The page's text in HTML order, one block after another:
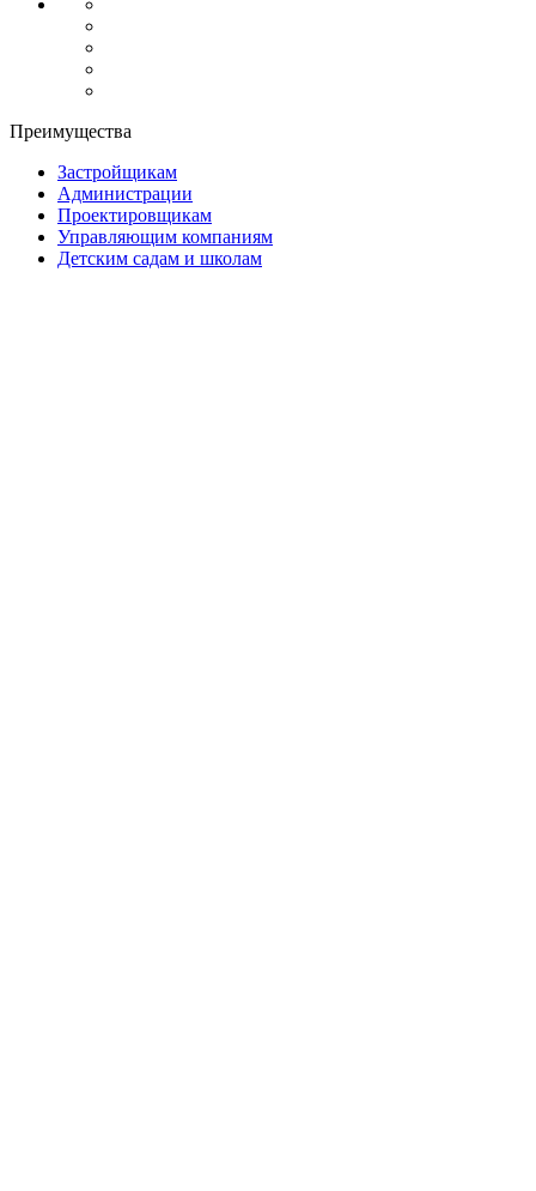
Преимущества
Застройщикам
Администрации
Проектировщикам
Управляющим компаниям
Детским садам и школам